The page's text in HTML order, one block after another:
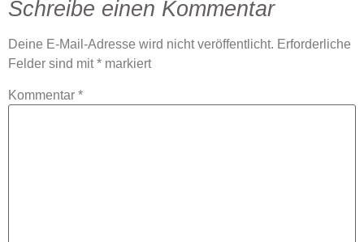
Schreibe einen Kommentar
Deine E-Mail-Adresse wird nicht veröffentlicht. Erforderliche
Felder sind mit* markiert
Kommentar *